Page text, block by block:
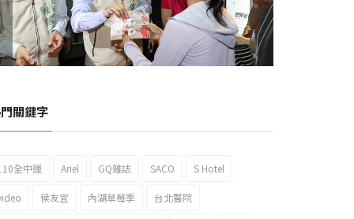
關鍵字
全中運 Ariel GQ雜誌 SACO S Hotel
侯友宜 內湖草莓季 台北醫院